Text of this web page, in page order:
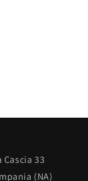
Cascia 33
(NA)